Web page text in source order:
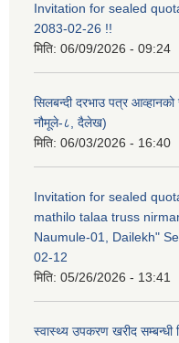
Invitation for sealed
2083-02-26 !!
मिति: 06/09/2026 - 09:24
सिलबन्दी दरभाउ पत्र
नौमूले-८, दैलेख)
मिति: 06/03/2026 - 16:40
Invitation for sealed
mathilo talaa truss
Naumule-01, Dailekh"
02-12
मिति: 05/26/2026 - 13:41
स्वास्थ्य उपकरण खरीद सम्बन्धी